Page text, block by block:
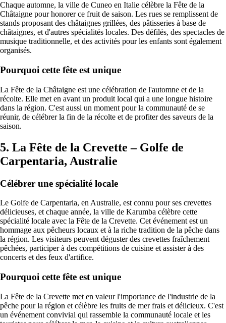
Chaque automne, la ville de Cuneo en Italie célèbre la Fête de la
Châtaigne pour honorer ce fruit de saison. Les rues se remplissent de
stands proposant des châtaignes grillées, des pâtisseries à base de
châtaignes, et d'autres spécialités locales. Des défilés, des spectacles de
musique traditionnelle, et des activités pour les enfants sont également
organisés.
Pourquoi cette fête est unique
La Fête de la Châtaigne est une célébration de l'automne et de la
récolte. Elle met en avant un produit local qui a une longue histoire
dans la région. C'est aussi un moment pour la communauté de se
réunir, de célébrer la fin de la récolte et de profiter des saveurs de la
saison.
5. La Fête de la Crevette – Golfe de
Carpentaria, Australie
Célébrer une spécialité locale
Le Golfe de Carpentaria, en Australie, est connu pour ses crevettes
délicieuses, et chaque année, la ville de Karumba célèbre cette
spécialité locale avec la Fête de la Crevette. Cet événement est un
hommage aux pêcheurs locaux et à la riche tradition de la pêche dans
la région. Les visiteurs peuvent déguster des crevettes fraîchement
pêchées, participer à des compétitions de cuisine et assister à des
concerts et des feux d'artifice.
Pourquoi cette fête est unique
La Fête de la Crevette met en valeur l'importance de l'industrie de la
pêche pour la région et célèbre les fruits de mer frais et délicieux. C'est
un événement convivial qui rassemble la communauté locale et les